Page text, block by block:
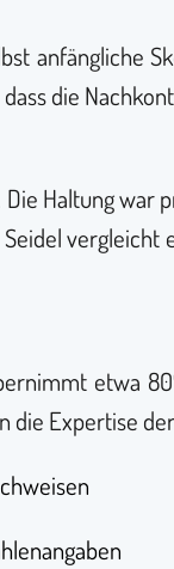
anfängliche
die
Haltung war
etwa
Expertise